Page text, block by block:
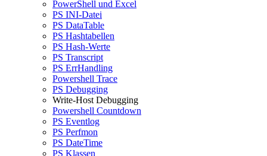
PowerShell und Excel
PS INI-Datei
PS DataTable
PS Hashtabellen
PS Hash-Werte
PS Transcript
PS ErrHandling
Powershell Trace
PS Debugging
Write-Host Debugging
Powershell Countdown
PS Eventlog
PS Perfmon
PS DateTime
PS Klassen